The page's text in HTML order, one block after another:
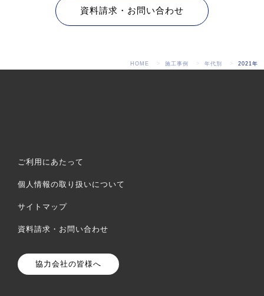
資料請求・お問い合わせ
HOME 施工事例 年代別 2021年
ご利用にあたって
個人情報の取り扱いについて
サイトマップ
資料請求・お問い合わせ
協力会社の皆様へ